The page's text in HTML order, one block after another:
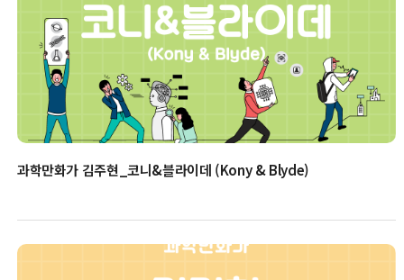
과학만화가 김주현_코니&블라이데 (Kony & Blyde)